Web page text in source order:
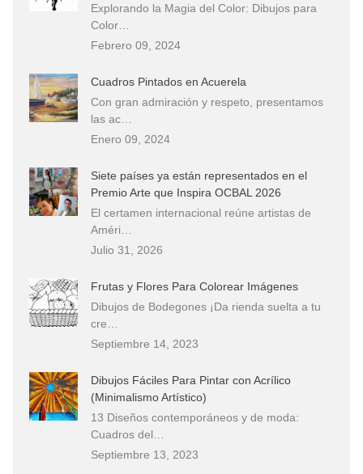
Explorando la Magia del Color: Dibujos para
Color…
Febrero 09, 2024
Cuadros Pintados en Acuerela
Con gran admiración y respeto, presentamos
las ac…
Enero 09, 2024
Siete países ya están representados en el
Premio Arte que Inspira OCBAL 2026
El certamen internacional reúne artistas de
Améri…
Julio 31, 2026
Frutas y Flores Para Colorear Imágenes
Dibujos de Bodegones ¡Da rienda suelta a tu
cre…
Septiembre 14, 2023
Dibujos Fáciles Para Pintar con Acrílico
(Minimalismo Artístico)
13 Diseños contemporáneos y de moda:
Cuadros del…
Septiembre 13, 2023